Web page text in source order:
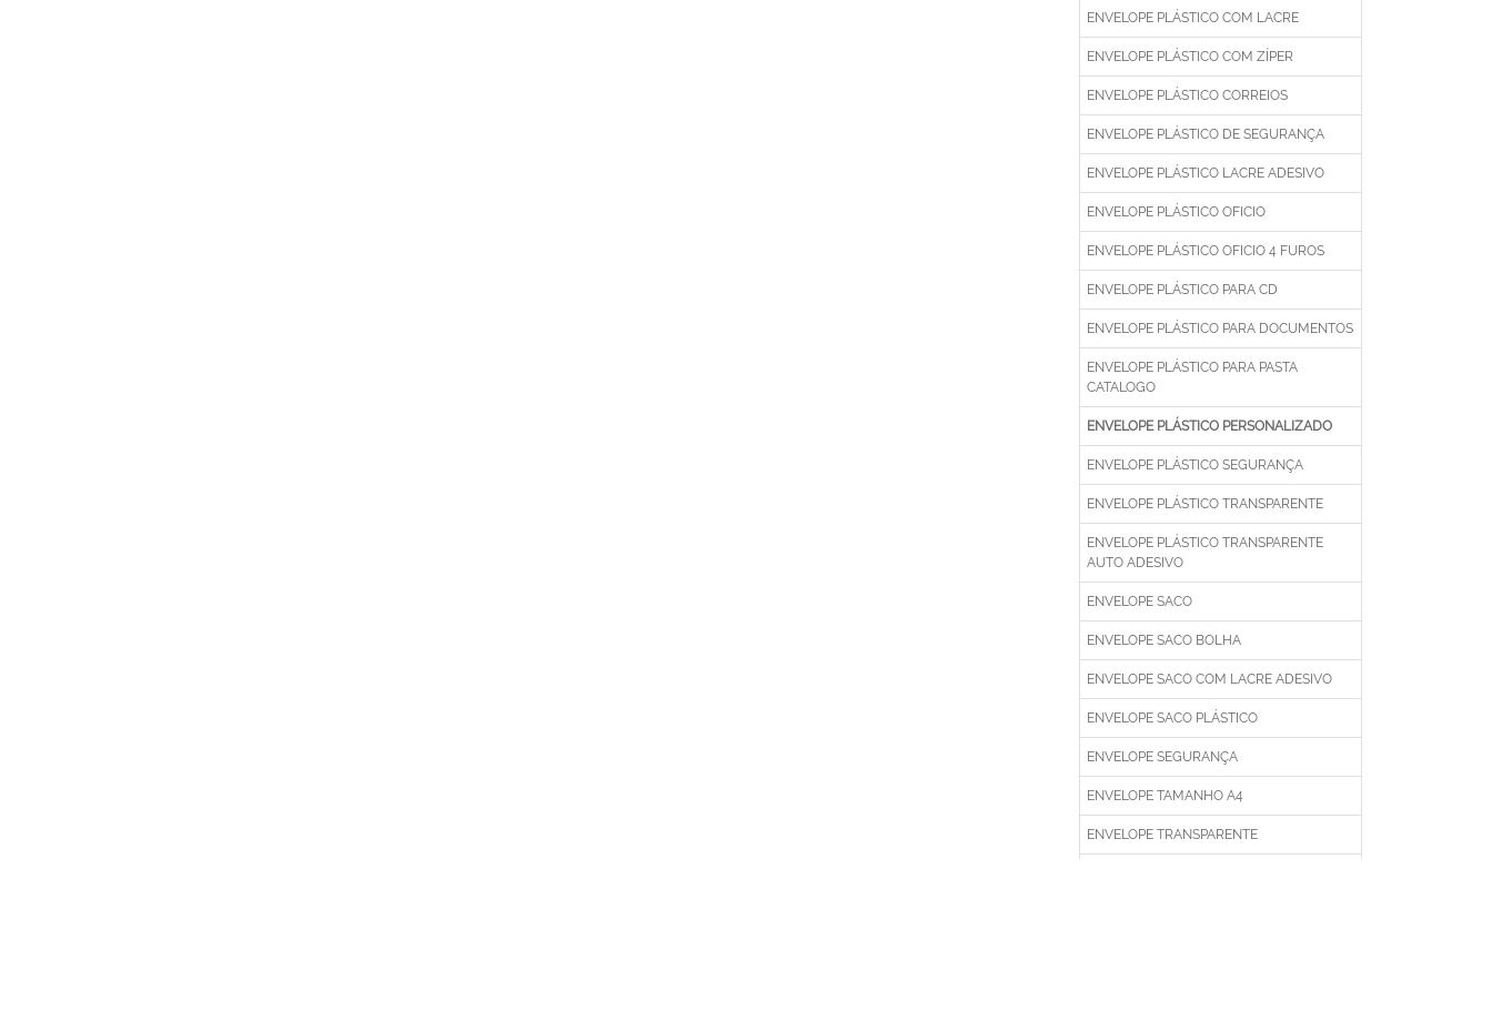
ENVELOPE PLÁSTICO COM LACRE
ENVELOPE PLÁSTICO COM ZÍPER
ENVELOPE PLÁSTICO CORREIOS
ENVELOPE PLÁSTICO DE SEGURANÇA
ENVELOPE PLÁSTICO LACRE ADESIVO
ENVELOPE PLÁSTICO OFICIO
ENVELOPE PLÁSTICO OFICIO 4 FUROS
ENVELOPE PLÁSTICO PARA CD
ENVELOPE PLÁSTICO PARA DOCUMENTOS
ENVELOPE PLÁSTICO PARA PASTA
CATALOGO
ENVELOPE PLÁSTICO PERSONALIZADO
ENVELOPE PLÁSTICO SEGURANÇA
ENVELOPE PLÁSTICO TRANSPARENTE
ENVELOPE PLÁSTICO TRANSPARENTE
AUTO ADESIVO
ENVELOPE SACO
ENVELOPE SACO BOLHA
ENVELOPE SACO COM LACRE ADESIVO
ENVELOPE SACO PLÁSTICO
ENVELOPE SEGURANÇA
ENVELOPE TAMANHO A4
ENVELOPE TRANSPARENTE